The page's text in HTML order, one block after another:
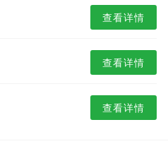
查看详情
查看详情
查看详情